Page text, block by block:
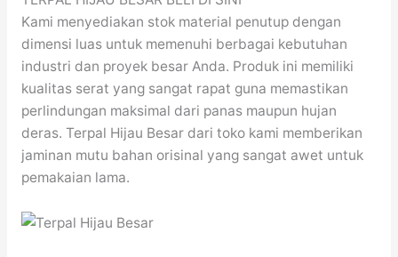
Kami menyediakan stok material penutup dengan
dimensi luas untuk memenuhi berbagai kebutuhan
industri dan proyek besar Anda. Produk ini memiliki
kualitas serat yang sangat rapat guna memastikan
perlindungan maksimal dari panas maupun hujan
deras. Terpal Hijau Besar dari toko kami memberikan
jaminan mutu bahan orisinal yang sangat awet untuk
pemakaian lama.